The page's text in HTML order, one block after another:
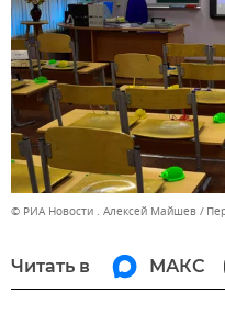
© РИА Новости . Алексей Майшев
Читать в МАКС